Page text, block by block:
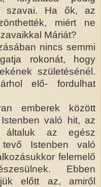
szavai. Ha ők, az
miért ne
Máriát?
nincs semmi
rokonát, hogy
születésénél.
elő- fordulhat
emberek között
való hit, az
általuk az egész
tevő Istenben való
felemelő
Ebben
előtt az, amiről